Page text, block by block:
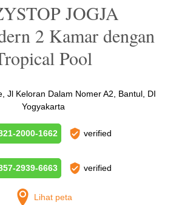
JOGJA
2 Kamar dengan
Pool
Jl Keloran Dalam Nomer A2, Bantul, DI
Yogyakarta
2000-1662 verified
2939-6663 verified
Lihat peta